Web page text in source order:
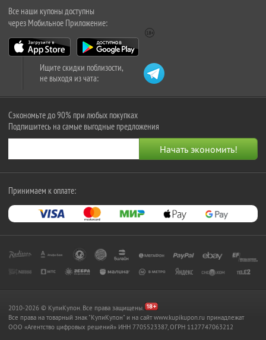
Все наши купоны доступны
через Мобильное Приложение:
Ищите скидки поблизости,
не выходя из чата:
Сэкономьте до 90% при любых покупках
Подпишитесь на самые выгодные предложения
Принимаем к оплате:
2010-2026 © КупиКупон. Все права защищены.
Все права на товарный знак "КупиКупон" и на сайт www.kupikupon.ru принадлежат
OOO «Агентство цифровых решений» ИНН 7705523387, ОГРН 1127747063212